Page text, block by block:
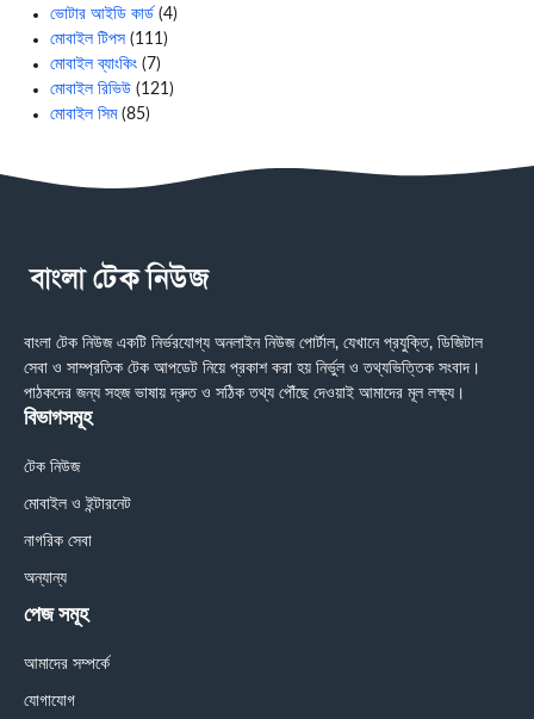
ভোটার আইডি কার্ড (4)
মোবাইল টিপস (111)
মোবাইল ব্যাংকিং (7)
মোবাইল রিভিউ (121)
মোবাইল সিম(85)
বাংলা টেক নিউজ একটি নির্ভরযোগ্য অনলাইন নিউজ পোর্টাল, যেখানে প্রযুক্তি, ডিজিটাল
সেবা ও সাম্প্রতিক টেক আপডেট নিয়ে প্রকাশ করা হয় নির্ভুল ও তথ্যভিত্তিক সংবাদ।
পাঠকদের জন্য সহজ ভাষায় দ্রুত ও সঠিক তথ্য পৌঁছে দেওয়াই আমাদের মূল লক্ষ্য।
বিভাগসমূহ
টেক নিউজ
মোবাইল ও ইন্টারনেট
নাগরিক সেবা
অন্যান্য
পেজ সমূহ
আমাদের সম্পর্কে
যোগাযোগ